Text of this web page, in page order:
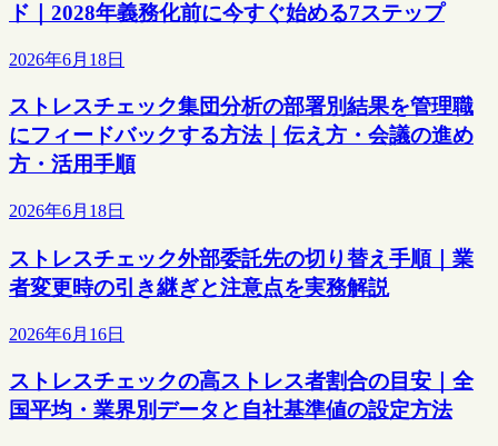
ド｜2028年義務化前に今すぐ始める7ステップ
2026年6月18日
ストレスチェック集団分析の部署別結果を管理職
にフィードバックする方法｜伝え方・会議の進め
方・活用手順
2026年6月18日
ストレスチェック外部委託先の切り替え手順｜業
者変更時の引き継ぎと注意点を実務解説
2026年6月16日
ストレスチェックの高ストレス者割合の目安｜全
国平均・業界別データと自社基準値の設定方法